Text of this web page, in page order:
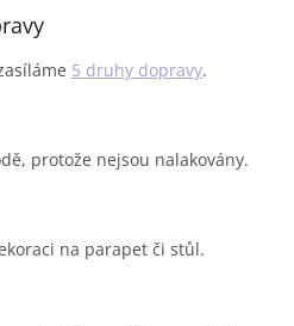
5 druhy dopravy.
protože nejsou nalakovány.
na parapet či stůl.